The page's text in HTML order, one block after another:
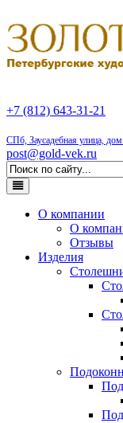
+7 (812) 643-31-21
СПб, Заусадебная улица,
post@gold-vek.ru
О компании
О
Отзывы
Изделия